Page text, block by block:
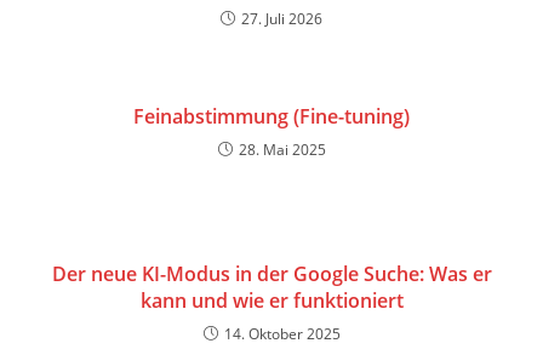
27. Juli 2026
Feinabstimmung (Fine-tuning)
28. Mai 2025
Der neue KI-Modus in der Google Suche: Was er
kann und wie er funktioniert
14. Oktober 2025